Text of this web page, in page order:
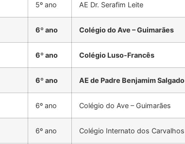
5º ano AE Dr. Serafim Leite
6º ano Colégio do Ave – Guimarães
6º ano Colégio Luso-Francês
6º ano AE de Padre Benjamim Salgado
6º ano Colégio do Ave – Guimarães
6º ano Colégio Internato dos Carvalhos